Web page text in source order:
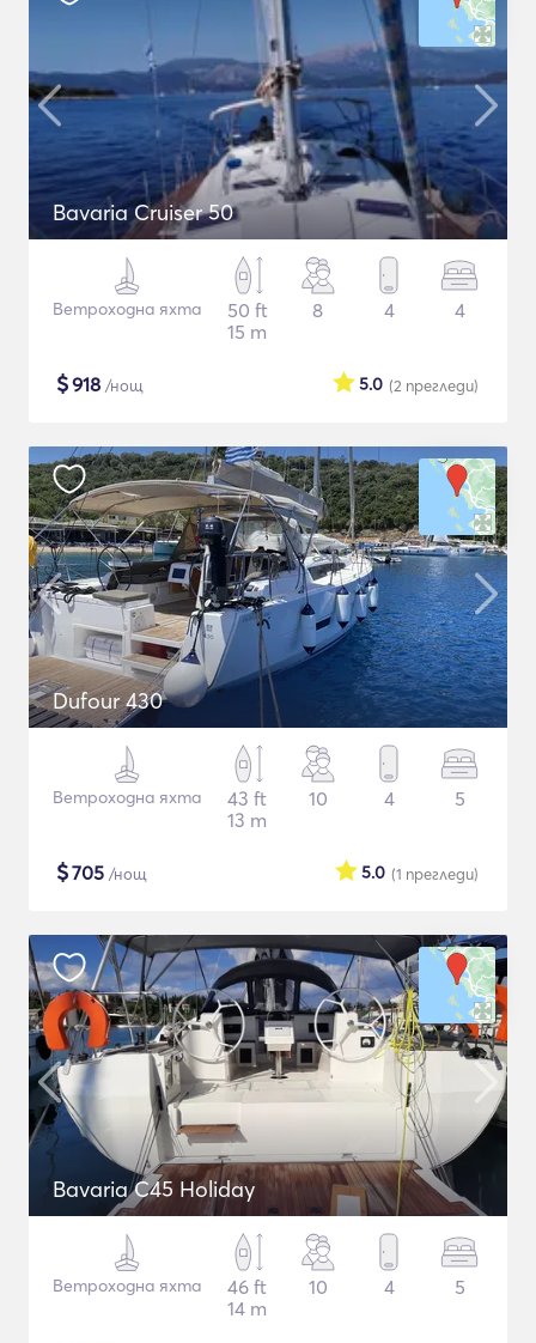
Bavaria Cruiser 50
Ветроходна яхта
50 ft
15 m
8 4 4
$918 /нощ (2 прегледи)
5.0
Dufour 430
Ветроходна яхта
43 ft
13 m
10 4 5
$705 /нощ (1 прегледи)
5.0
Bavaria C45 Holiday
Ветроходна яхта
46 ft
14 m
10 4 5